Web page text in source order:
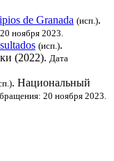
de Granada (исп.).
ноября 2023.
(исп.).
(2022). Дата
. Национальный
20 ноября 2023.